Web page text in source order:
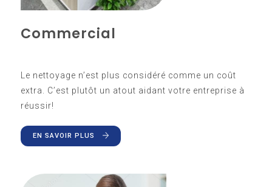
Commercial
Le nettoyage n’est plus considéré comme un coût
extra. C’est plutôt un atout aidant votre entreprise à
réussir!
EN SAVOIR PLUS